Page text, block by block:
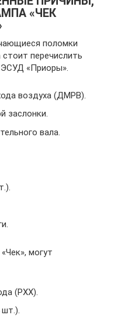
«ЧЕК
поломки
перечислить
«Приоры».
воздуха (ДМРВ).
заслонки.
вала.
могут
(РХХ).